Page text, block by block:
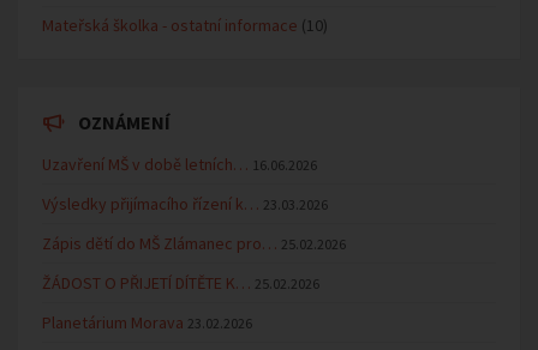
Mateřská školka - ostatní informace (10)
OZNÁMENÍ
Uzavření MŠ v době letních… 16.06.2026
Výsledky přijímacího řízení k… 23.03.2026
Zápis dětí do MŠ Zlámanec pro… 25.02.2026
ŽÁDOST O PŘIJETÍ DÍTĚTE K… 25.02.2026
Planetárium Morava 23.02.2026